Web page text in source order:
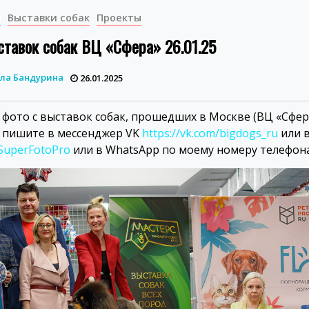
Выставки собак Проекты
собак ВЦ «Сфера» 26.01.25
Бандурина 26.01.2025
с выставок собак, прошедших в Москве (ВЦ
в мессенджер VK https://vk.com/bigdogs_ru или
или в WhatsApp по моему номеру